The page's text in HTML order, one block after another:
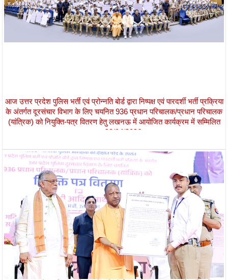
आज उत्तर प्रदेश पुलिस भर्ती एवं प्रोन्नति बोर्ड द्वारा निष्पक्ष एवं पारदर्शी भर्ती प्रक्रिया
के अंतर्गत दूरसंचार विभाग के लिए चयनित 936 प्रधान परिचालक/प्रधान परिचालक
(यांत्रिक) को नियुक्ति-पत्र वितरण हेतु लखनऊ में आयोजित कार्यक्रम में सम्मिलित
28/04/2026